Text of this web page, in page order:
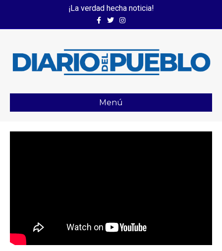
¡La verdad hecha noticia!
FacebookTwitterInstagram
Menú